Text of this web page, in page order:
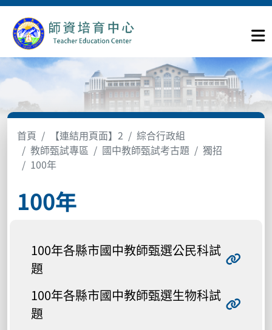
首頁 【連結用頁面】2
綜合行政組
教師甄試專區
國中教師甄試考古題
獨招
100年
100年
100年各縣市國中教師甄選公民科試
題
100年各縣市國中教師甄選生物科試
題